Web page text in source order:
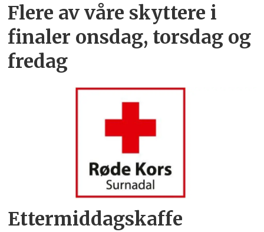
Flere av våre skyttere i
finaler onsdag, torsdag og
fredag
Ettermiddagskaffe